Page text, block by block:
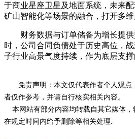
于商业星座卫星及地面系统，未来
矿山智能化等场景的融合，打开多维
财务数据与订单储备为增长提供坚
时，公司合同负债处于历史高位，
子行业高景气度持续，作为底层支
免责声明：本文仅代表作者个人观
者仅作参考，并请自行核实相关内容。
本网站有部分内容均转载自其它媒体，
在规定时间内给予删除等相关处理.